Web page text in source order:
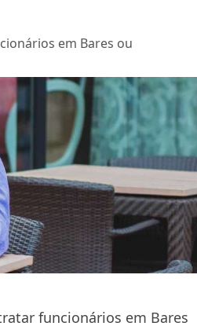
em Bares ou
funcionários em Bares